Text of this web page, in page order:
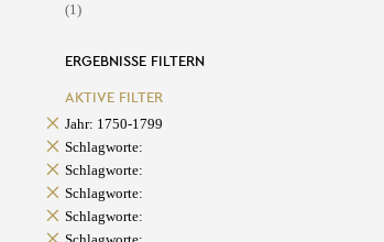
(1)
ERGEBNISSE FILTERN
AKTIVE FILTER
Jahr: 1750-1799
Schlagworte:
Schlagworte:
Schlagworte:
Schlagworte: